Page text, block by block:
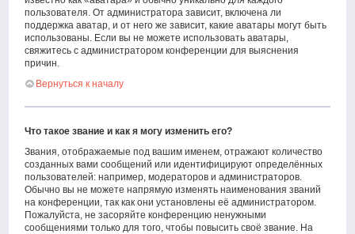
пользователя. От администратора зависит, включена ли
поддержка аватар, и от него же зависит, какие аватары могут быть
использованы. Если вы не можете использовать аватары,
свяжитесь с администратором конференции для выяснения
причин.
Вернуться к началу
Что такое звание и как я могу изменить его?
Звания, отображаемые под вашим именем, отражают количество
созданных вами сообщений или идентифицируют определённых
пользователей: например, модераторов и администраторов.
Обычно вы не можете напрямую изменять наименования званий
на конференции, так как они установлены её администратором.
Пожалуйста, не засоряйте конференцию ненужными
сообщениями только для того, чтобы повысить своё звание. На